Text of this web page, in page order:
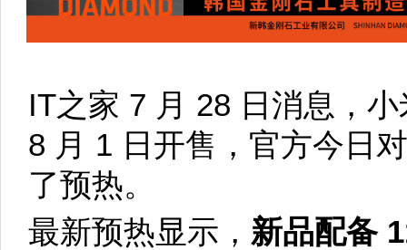
IT之家 7 月 28 日消息，
8 月 1 日开售，官方今日
了预热。
最新预热显示， 新品配备